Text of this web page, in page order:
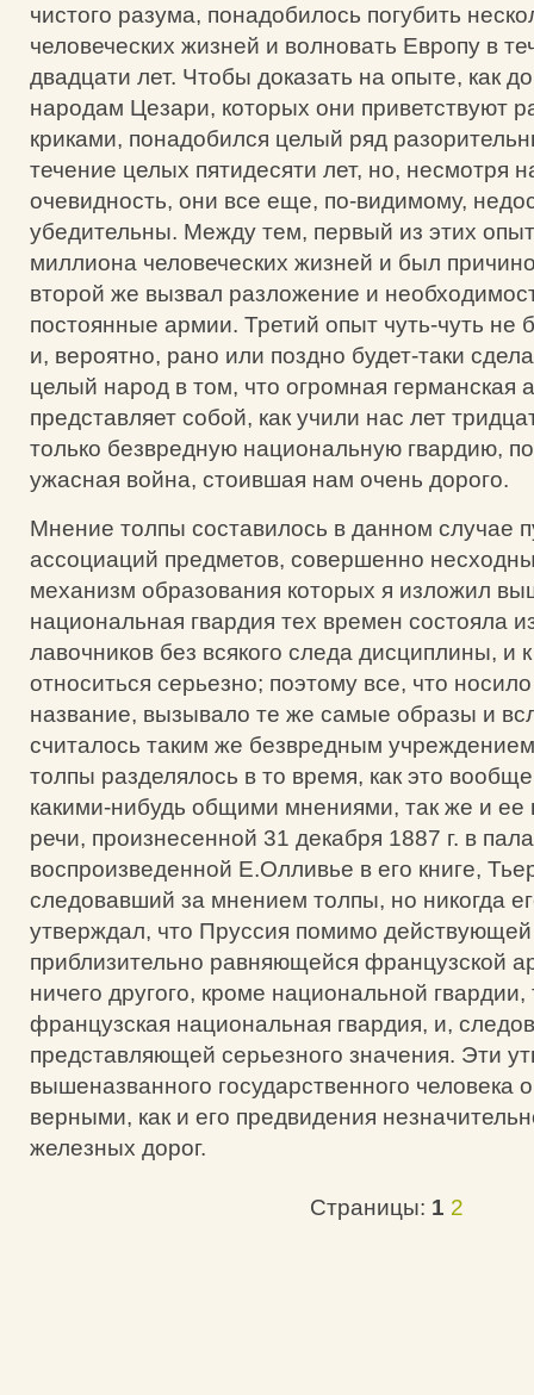
чистого разума, понадобилось погубить
человеческих жизней и волновать Европу в
двадцати лет. Чтобы доказать на опыте, как
народам Цезари, которых они приветствуют
криками, понадобился целый ряд
течение целых пятидесяти лет, но, несмотря
очевидность, они все еще, по-видимому,
убедительны. Между тем, первый из этих
миллиона человеческих жизней и был
второй же вызвал разложение и
постоянные армии. Третий опыт чуть-чуть не
и, вероятно, рано или поздно будет-таки
целый народ в том, что огромная германская
представляет собой, как учили нас лет
только безвредную национальную гвардию,
ужасная война, стоившая нам очень дорого.
Мнение толпы составилось в данном случае
ассоциаций предметов, совершенно
механизм образования которых я изложил
национальная гвардия тех времен состояла
лавочников без всякого следа дисциплины, и
относиться серьезно; поэтому все, что
название, вызывало те же самые образы и
считалось таким же безвредным
толпы разделялось в то время, как это
какими-нибудь общими мнениями, так же и ее
речи, произнесенной 31 декабря 1887 г. в
воспроизведенной Е.Олливье в его книге,
следовавший за мнением толпы, но никогда
утверждал, что Пруссия помимо
приблизительно равняющейся французской
ничего другого, кроме национальной гвардии,
французская национальная гвардия, и,
представляющей серьезного значения. Эти
вышеназванного государственного человека
верными, как и его предвидения
железных дорог.
Страницы: 1 2